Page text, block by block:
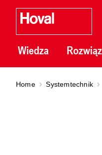
Wiedza
Home Systemtechnik